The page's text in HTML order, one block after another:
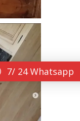
(5)
7/ 24 Whatsapp